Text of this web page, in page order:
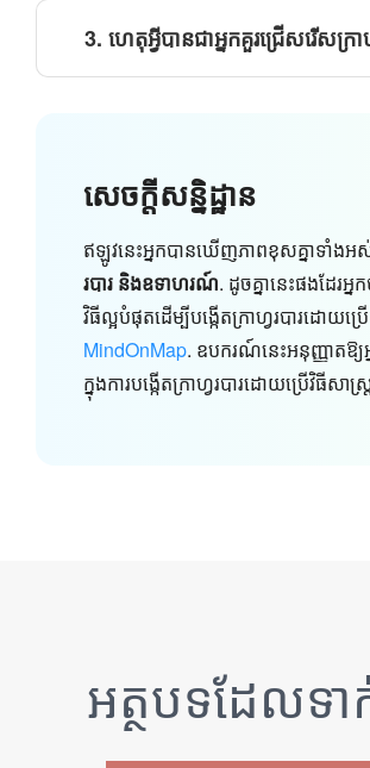
3. ហេតុអ្វីបានជាអ្នកគួរជ្រើសរើសក្រា
សេចក្តីសន្និដ្ឋាន
ឥឡូវនេះអ្នកបានឃើញភាពខុសគ្នាទាំងអ
របារ និងឧទាហរណ៍. ដូចគ្នានេះផងដែរអ្
វិធីល្អបំផុតដើម្បីបង្កើតក្រាហ្វរបារដោយប្រើ
MindOnMap. ឧបករណ៍នេះអនុញ្ញាតឱ្យ
ក្នុងការបង្កើតក្រាហ្វរបារដោយប្រើវិធីសាស្
អត្ថបទ​ដែល​ទ